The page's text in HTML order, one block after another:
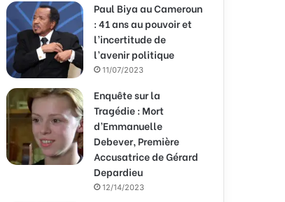
Paul Biya au Cameroun
: 41 ans au pouvoir et
l’incertitude de
l’avenir politique
11/07/2023
Enquête sur la
Tragédie : Mort
d’Emmanuelle
Debever, Première
Accusatrice de Gérard
Depardieu
12/14/2023